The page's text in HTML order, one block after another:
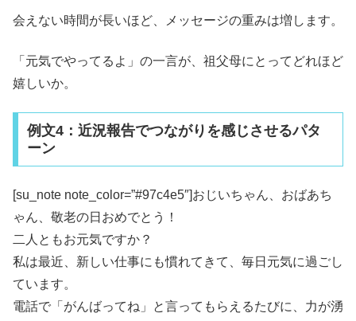
会えない時間が長いほど、メッセージの重みは増します。
「元気でやってるよ」の一言が、祖父母にとってどれほど
嬉しいか。
例文4：近況報告でつながりを感じさせるパタ
ーン
[su_note note_color=”#97c4e5″]おじいちゃん、おばあち
ゃん、敬老の日おめでとう！
二人ともお元気ですか？
私は最近、新しい仕事にも慣れてきて、毎日元気に過ごし
ています。
電話で「がんばってね」と言ってもらえるたびに、力が湧